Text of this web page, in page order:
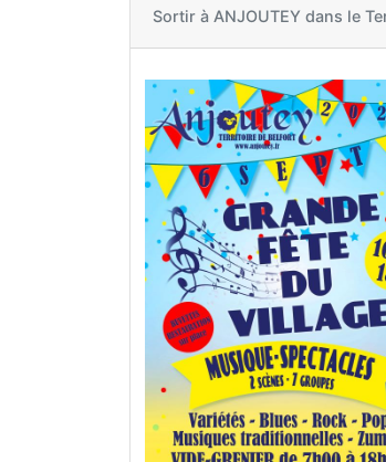
Sortir à ANJOUTEY dans le